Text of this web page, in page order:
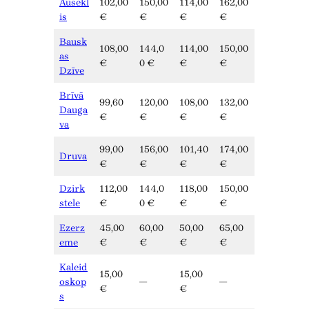
Ausekl
is
102,00
€
150,00
€
114,00
€
162,00
€
Bausk
as
Dzīve
108,00
€
144,0
0 €
114,00
€
150,00
€
Brīvā
Dauga
va
99,60
€
120,00
€
108,00
€
132,00
€
Druva
99,00
€
156,00
€
101,40
€
174,00
€
Dzirk
stele
112,00
€
144,0
0 €
118,00
€
150,00
€
Ezerz
eme
45,00
€
60,00
€
50,00
€
65,00
€
Kaleid
oskop
s
15,00
€
—
15,00
€
—